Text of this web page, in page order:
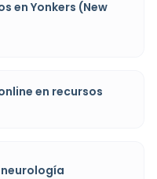
en Yonkers (New
en recursos
neurología